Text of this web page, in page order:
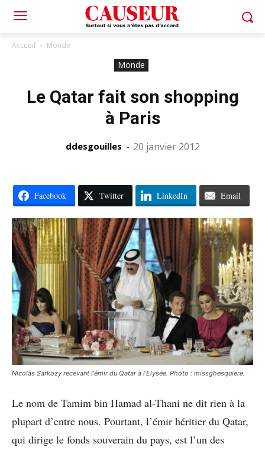
Accueil Monde
Monde
Le Qatar fait son shopping
à Paris
ddesgouilles - 20 janvier 2012
Facebook Twitter LinkedIn Email
Nicolas Sarkozy recevant l'émir du Qatar à l'Elysée. Photo : missghesquiere.
Le nom de Tamim bin Hamad al-Thani ne dit rien à la
plupart d’entre nous. Pourtant, l’émir héritier du Qatar,
qui dirige le fonds souverain du pays, est l’un des